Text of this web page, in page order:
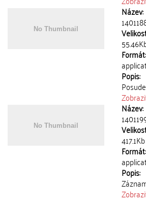
Název:
Formát:
Popis:
Název:
417.1Kb
Formát:
Popis: